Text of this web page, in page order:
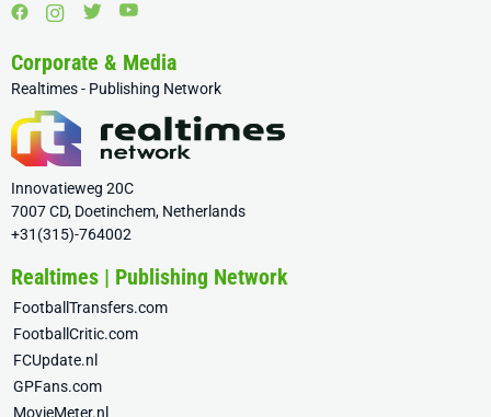
Corporate & Media
Realtimes - Publishing Network
Innovatieweg 20C
7007 CD, Doetinchem, Netherlands
+31(315)-764002
Realtimes | Publishing Network
FootballTransfers.com
FootballCritic.com
FCUpdate.nl
GPFans.com
MovieMeter.nl